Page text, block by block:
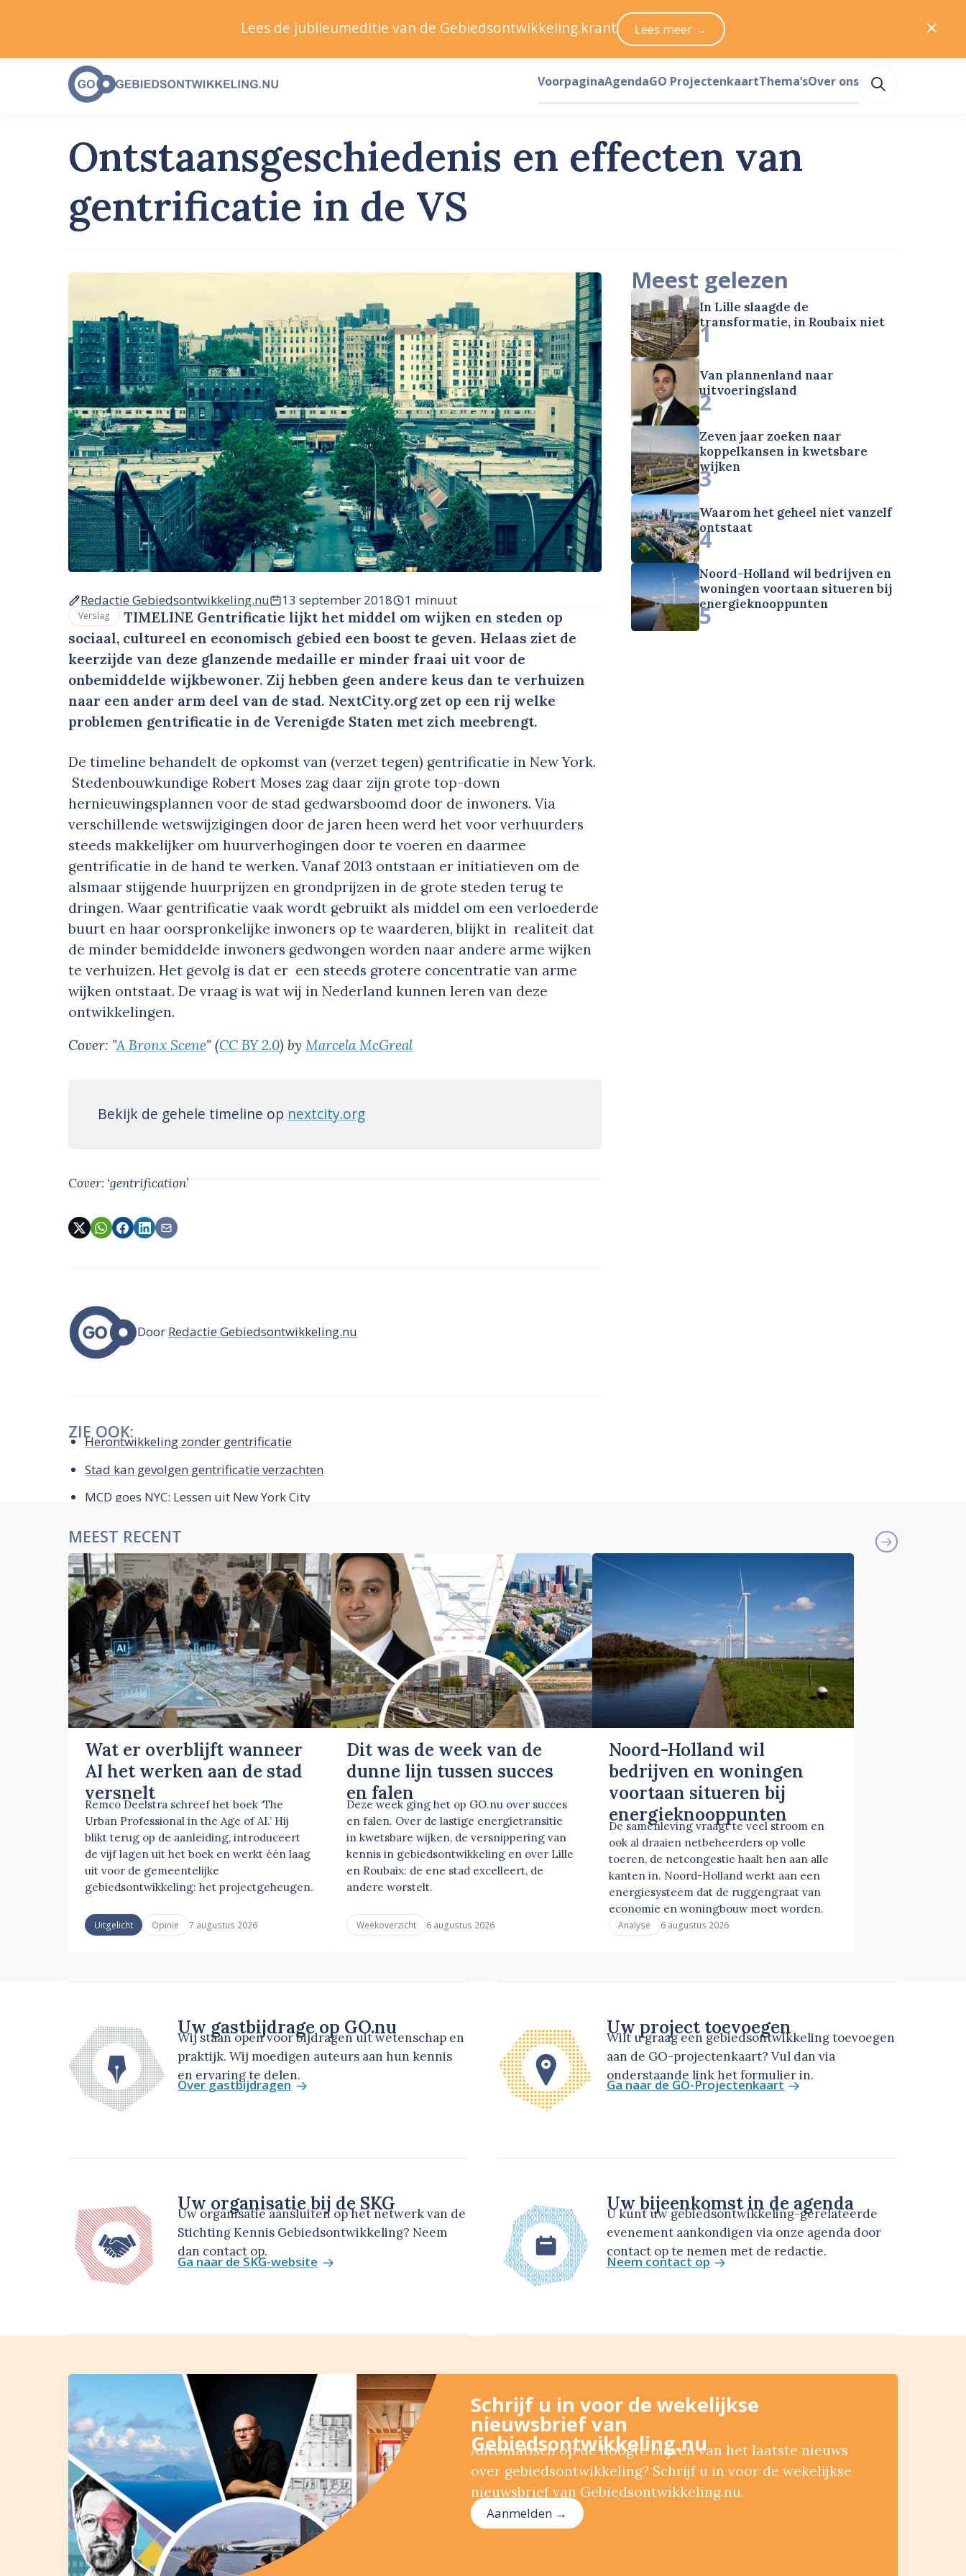
Ontstaansgeschiedenis en effecten van
gentrificatie in de VS
Redactie Gebiedsontwikkeling.nu 13 september 2018 1 minuut
Verslag
TIMELINE Gentrificatie lijkt het middel om wijken en steden op
sociaal, cultureel en economisch gebied een boost te geven. Helaas ziet de
keerzijde van deze glanzende medaille er minder fraai uit voor de
onbemiddelde wijkbewoner. Zij hebben geen andere keus dan te verhuizen
naar een ander arm deel van de stad. NextCity.org zet op een rij welke
problemen gentrificatie in de Verenigde Staten met zich meebrengt.
De timeline behandelt de opkomst van (verzet tegen) gentrificatie in New York.
Stedenbouwkundige Robert Moses zag daar zijn grote top-down
hernieuwingsplannen voor de stad gedwarsboomd door de inwoners. Via
verschillende wetswijzigingen door de jaren heen werd het voor verhuurders
steeds makkelijker om huurverhogingen door te voeren en daarmee
gentrificatie in de hand te werken. Vanaf 2013 ontstaan er initiatieven om de
alsmaar stijgende huurprijzen en grondprijzen in de grote steden terug te
dringen. Waar gentrificatie vaak wordt gebruikt als middel om een verloederde
buurt en haar oorspronkelijke inwoners op te waarderen, blijkt in realiteit dat
de minder bemiddelde inwoners gedwongen worden naar andere arme wijken
te verhuizen. Het gevolg is dat er een steeds grotere concentratie van arme
wijken ontstaat. De vraag is wat wij in Nederland kunnen leren van deze
ontwikkelingen.
Cover: "A Bronx Scene" (CC BY 2.0) byMarcela McGreal
Bekijk de gehele timeline op nextcity.org
Cover: ‘gentrification’
Door Redactie Gebiedsontwikkeling.nu
ZIE OOK:
Herontwikkeling zonder gentrificatie
Stad kan gevolgen gentrificatie verzachten
MCD goes NYC: Lessen uit New York City
Meest gelezen
In Lille slaagde de
transformatie, in Roubaix niet
1
Van plannenland naar
uitvoeringsland
2
Zeven jaar zoeken naar
koppelkansen in kwetsbare
wijken
3
Waarom het geheel niet vanzelf
ontstaat
4
Noord-Holland wil bedrijven en
woningen voortaan situeren bij
energieknooppunten
5
MEEST RECENT
Wat er overblijft wanneer
AI het werken aan de stad
versnelt
Remco Deelstra schreef het boek ‘The
Urban Professional in the Age of AI.’ Hij
blikt terug op de aanleiding, introduceert
de vijf lagen uit het boek en werkt één laag
uit voor de gemeentelijke
gebiedsontwikkeling: het projectgeheugen.
Uitgelicht Opinie 7 augustus 2026
Dit was de week van de
dunne lijn tussen succes
en falen
Deze week ging het op GO.nu over succes
en falen. Over de lastige energietransitie
in kwetsbare wijken, de versnippering van
kennis in gebiedsontwikkeling en over Lille
en Roubaix: de ene stad excelleert, de
andere worstelt.
Weekoverzicht 6 augustus 2026
Noord-Holland wil
bedrijven en woningen
voortaan situeren bij
energieknooppunten
De samenleving vraagt te veel stroom en
ook al draaien netbeheerders op volle
toeren, de netcongestie haalt hen aan alle
kanten in. Noord-Holland werkt aan een
energiesysteem dat de ruggengraat van
economie en woningbouw moet worden.
Analyse 6 augustus 2026
Uw gastbijdrage op GO.nu
Wij staan open voor bijdragen uit wetenschap en
praktijk. Wij moedigen auteurs aan hun kennis
en ervaring te delen.
Over gastbijdragen
Uw project toevoegen
Wilt u graag een gebiedsontwikkeling toevoegen
aan de GO-projectenkaart? Vul dan via
onderstaande link het formulier in.
Ga naar de GO-Projectenkaart
Uw organisatie bij de SKG
Uw organisatie aansluiten op het netwerk van de
Stichting Kennis Gebiedsontwikkeling? Neem
dan contact op.
Ga naar de SKG-website
Uw bijeenkomst in de agenda
U kunt uw gebiedsontwikkeling-gerelateerde
evenement aankondigen via onze agenda door
contact op te nemen met de redactie.
Neem contact op
Schrijf u in voor de wekelijkse
nieuwsbrief van
Gebiedsontwikkeling.nu
Automatisch op de hoogte blijven van het laatste nieuws
over gebiedsontwikkeling? Schrijf u in voor de wekelijkse
nieuwsbrief van Gebiedsontwikkeling.nu.
Aanmelden →
Lees de jubileumeditie van de Gebiedsontwikkeling.krant Lees meer →
VoorpaginaAgendaGO ProjectenkaartThema’sOver ons